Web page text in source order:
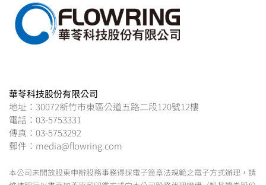
華苓科技股份有限公司
地址：30072新竹市東區公道五路二段120號12樓
電話：03-5753331
傳真：03-5753292
郵件：media@flowring.com
本公司未開放股東申辦股務事務得採電子簽章法規範之電子方式辦理，請